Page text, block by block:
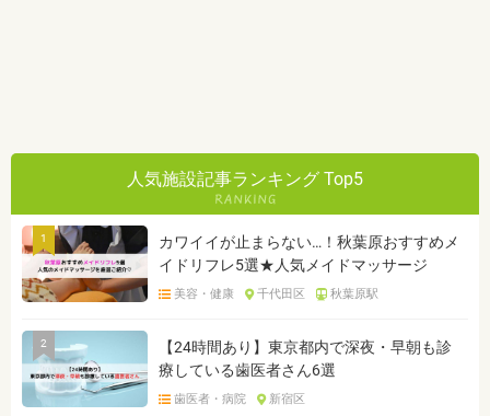
人気施設記事ランキング Top5
1
カワイイが止まらない…！秋葉原おすすめメ
イドリフレ5選★人気メイドマッサージ
美容・健康 千代田区 秋葉原駅
2
【24時間あり】東京都内で深夜・早朝も診
療している歯医者さん6選
歯医者・病院 新宿区